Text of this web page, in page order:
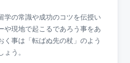
学の常識や成功のコツを伝授い
や現地で起こるであろう事をあ
く事は「転ばぬ先の杖」のよう
ょう。